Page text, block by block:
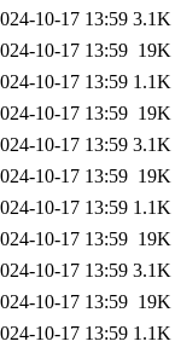
10-17 13:59 3.1K
10-17 13:59 19K
10-17 13:59 1.1K
10-17 13:59 19K
10-17 13:59 3.1K
10-17 13:59 19K
10-17 13:59 1.1K
10-17 13:59 19K
10-17 13:59 3.1K
10-17 13:59 19K
10-17 13:59 1.1K